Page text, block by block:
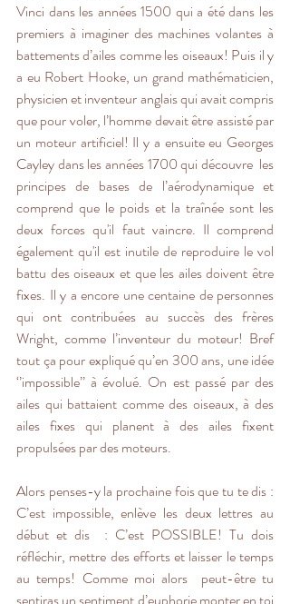
Vinci dans les années 1500 qui a été dans les
premiers à imaginer des machines volantes à
battements d’ailes comme les oiseaux! Puis il y
a eu Robert Hooke, un grand mathématicien,
physicien et inventeur anglais qui avait compris
que pour voler, l’homme devait être assisté par
un moteur artificiel! Il y a ensuite eu Georges
Cayley dans les années 1700 qui découvre  les
principes de bases de l’aérodynamique et
comprend que le poids et la traînée sont les
deux forces qu'il faut vaincre. Il comprend
également qu'il est inutile de reproduire le vol
battu des oiseaux et que les ailes doivent être
fixes. Il y a encore une centaine de personnes
qui ont contribuées au succès des frères
Wright, comme l’inventeur du moteur! Bref
tout ça pour expliqué qu’en 300 ans, une idée
‘’impossible’’ à évolué. On est passé par des
ailes qui battaient comme des oiseaux, à des
ailes fixes qui planent à des ailes fixent
propulsées par des moteurs.
Alors penses-y la prochaine fois que tu te dis :
C’est impossible, enlève les deux lettres au
début et dis  : C’est POSSIBLE! Tu dois
réfléchir, mettre des efforts et laisser le temps
au temps! Comme moi alors  peut-être tu
sentiras un sentiment d’euphorie monter en toi